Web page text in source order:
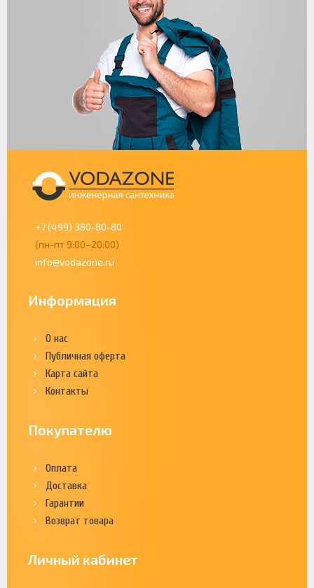
+7 (499) 380-80-80
(пн-пт 9:00–20:00)
info@vodazone.ru
Информация
О нас
Публичная оферта
Карта сайта
Контакты
Покупателю
Оплата
Доставка
Гарантии
Возврат товара
Личный кабинет